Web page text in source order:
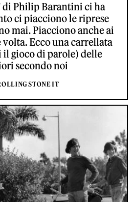
di Philip Barantini ci ha
ci piacciono le riprese
mai. Piacciono anche ai
Ecco una carrellata
il gioco di parole) delle
secondo noi
STONE IT